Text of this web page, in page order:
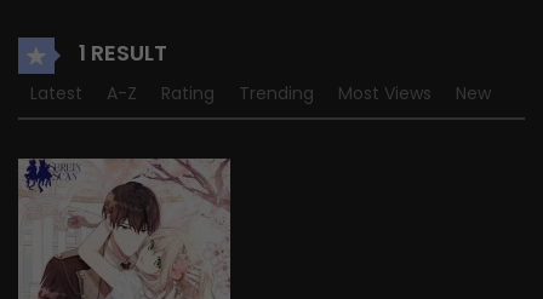
1 RESULT
Latest A-Z Rating Trending Most Views New